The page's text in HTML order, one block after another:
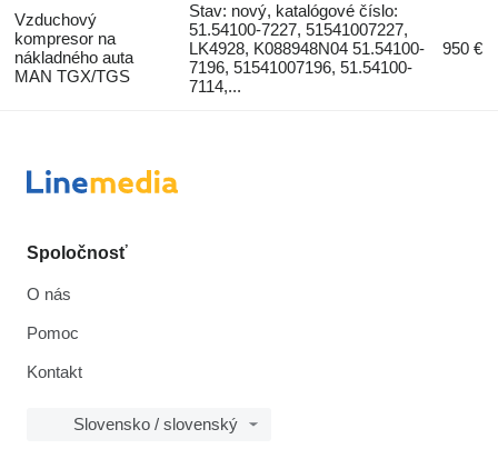
Vzduchový
kompresor na
nákladného auta
MAN TGX/TGS
Stav: nový, katalógové číslo:
51.54100-7227, 51541007227,
LK4928, K088948N04 51.54100-
7196, 51541007196, 51.54100-
7114,...
950 €
Spoločnosť
O nás
Pomoc
Kontakt
Slovensko / slovenský